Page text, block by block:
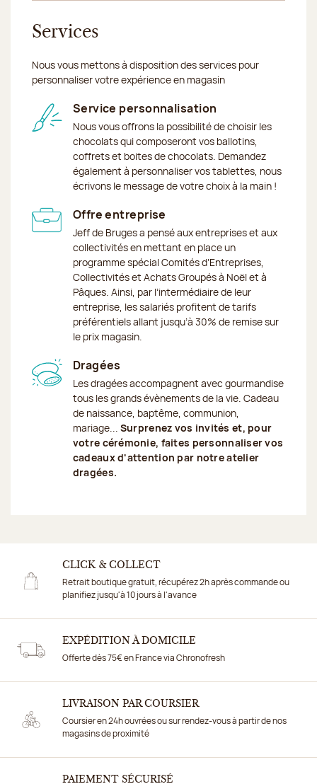
Services
Nous vous mettons à disposition des services pour
personnaliser votre expérience en magasin
Service personnalisation
Nous vous offrons la possibilité de choisir les
chocolats qui composeront vos ballotins,
coffrets et boites de chocolats. Demandez
également à personnaliser vos tablettes, nous
écrivons le message de votre choix à la main !
Offre entreprise
Jeff de Bruges a pensé aux entreprises et aux
collectivités en mettant en place un
programme spécial Comités d’Entreprises,
Collectivités et Achats Groupés à Noël et à
Pâques. Ainsi, par l’intermédiaire de leur
entreprise, les salariés profitent de tarifs
préférentiels allant jusqu’à 30% de remise sur
le prix magasin.
Dragées
Les dragées accompagnent avec gourmandise
tous les grands évènements de la vie. Cadeau
de naissance, baptême, communion,
mariage... Surprenez vos invités et, pour
votre cérémonie, faites personnaliser vos
cadeaux d'attention par notre atelier
dragées.
CLICK & COLLECT
Retrait boutique gratuit, récupérez 2h après commande ou
planifiez jusqu'à 10 jours à l'avance
EXPÉDITION À DOMICILE
Offerte dès 75€ en France via Chronofresh
LIVRAISON PAR COURSIER
Coursier en 24h ouvrées ou sur rendez-vous à partir de nos
magasins de proximité
PAIEMENT SÉCURISÉ